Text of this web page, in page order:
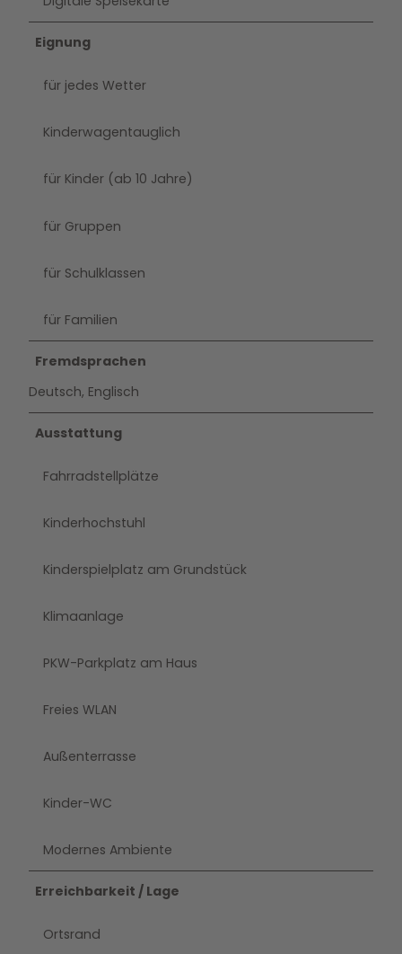
Eignung
für jedes Wetter
Kinderwagentauglich
für Kinder (ab 10 Jahre)
für Gruppen
für Schulklassen
für Familien
Fremdsprachen
Deutsch, Englisch
Ausstattung
Fahrradstellplätze
Kinderhochstuhl
Kinderspielplatz am Grundstück
Klimaanlage
PKW-Parkplatz am Haus
Freies WLAN
Außenterrasse
Kinder-WC
Modernes Ambiente
Erreichbarkeit / Lage
Ortsrand